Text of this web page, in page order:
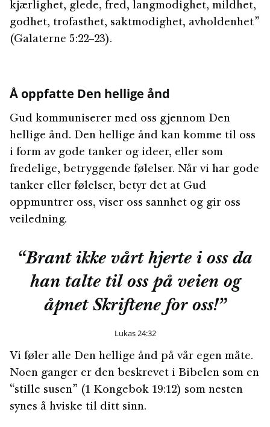
kjærlighet, glede, fred, langmodighet, mildhet,
godhet, trofasthet, saktmodighet, avholdenhet”
(Galaterne 5:22‒23).
Å oppfatte Den hellige ånd
Gud kommuniserer med oss gjennom Den
hellige ånd. Den hellige ånd kan komme til oss
i form av gode tanker og ideer, eller som
fredelige, betryggende følelser. Når vi har gode
tanker eller følelser, betyr det at Gud
oppmuntrer oss, viser oss sannhet og gir oss
veiledning.
“Brant ikke vårt hjerte i oss da
han talte til oss på veien og
åpnet Skriftene for oss!”
Lukas 24:32
Vi føler alle Den hellige ånd på vår egen måte.
Noen ganger er den beskrevet i Bibelen som en
“stille susen” (1 Kongebok 19:12) som nesten
synes å hviske til ditt sinn.